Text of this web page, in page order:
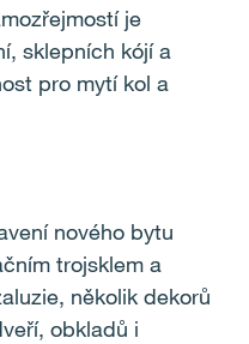
je
sklepních kójí a
pro mytí kol a
nového bytu
trojsklem a
několik dekorů
obkladů i